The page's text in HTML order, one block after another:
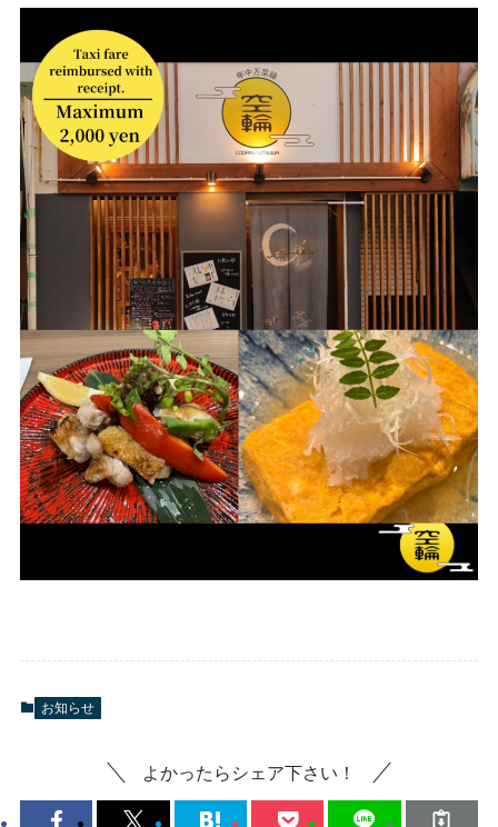
お知らせ
よかったらシェア下さい！